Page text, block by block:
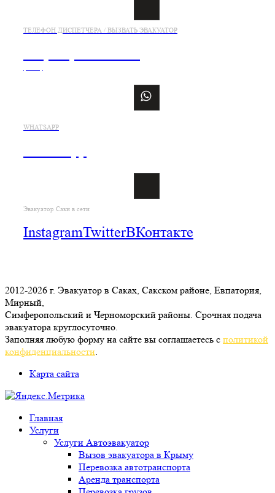
ТЕЛЕФОН ДИСПЕТЧЕРА / ВЫЗВАТЬ ЭВАКУАТОР
WHATSAPP
Эвакуатор Саки в сети
InstagramTwitterВКонтакте
2012-2026 г. Эвакуатор в Саках, Сакском районе, Евпатория,
Мирный,
Симферопольский и Черноморский районы. Срочная подача
эвакуатора круглосуточно.
Заполняя любую форму на сайте вы соглашаетесь с политикой
конфиденциальности.
Карта сайта
Главная
Услуги
Услуги Автоэвакуатор
Вызов эвакуатора в Крыму
Перевозка автотранспорта
Аренда транспорта